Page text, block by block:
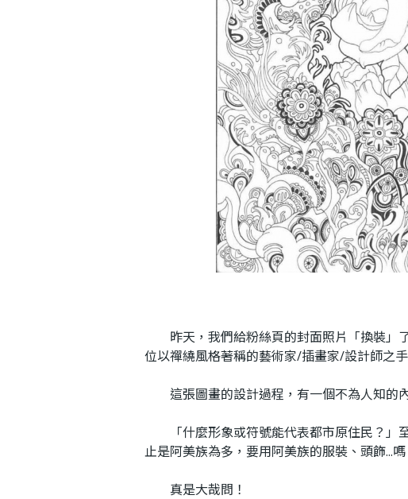
昨天，我們給粉絲頁的封面照片「換裝」
位以禪繞風格著稱的藝術家/插畫家/設計師之手
這張圖畫的設計過程，有一個不為人知的
「什麼形象或符號能代表都市原住民？」
止是阿美族為多，要用阿美族的服裝、頭飾...
真是大哉問！